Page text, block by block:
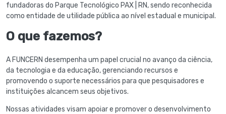
fundadoras do Parque Tecnológico PAX | RN, sendo reconhecida
como entidade de utilidade pública ao nível estadual e municipal.
O que fazemos?
A FUNCERN desempenha um papel crucial no avanço da ciência,
da tecnologia e da educação, gerenciando recursos e
promovendo o suporte necessários para que pesquisadores e
instituições alcancem seus objetivos.
Nossas atividades visam apoiar e promover o desenvolvimento